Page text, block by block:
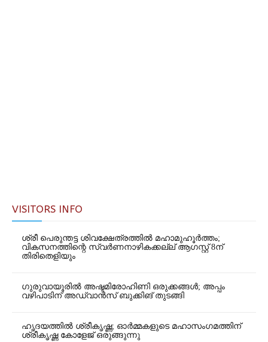
VISITORS INFO
ശ്രീ പെരുന്തട്ട ശിവക്ഷേത്രത്തിൽ മഹാമുഹൂർത്തം;
വികസനത്തിന്റെ സ്വർണനാഴികക്കല്ല് ആഗസ്റ്റ് 8ന്
തിരിതെളിയും
ഗുരുവായൂരിൽ അഷ്ടമിരോഹിണി ഒരുക്കങ്ങൾ; അപ്പം
വഴിപാടിന് അഡ്വാൻസ് ബുക്കിങ് തുടങ്ങി
ഹൃദയത്തിൽ ശ്രീകൃഷ്ണ; ഓർമ്മകളുടെ മഹാസംഗമത്തിന്
ശ്രീകൃഷ്ണ കോളേജ് ഒരുങ്ങുന്നു